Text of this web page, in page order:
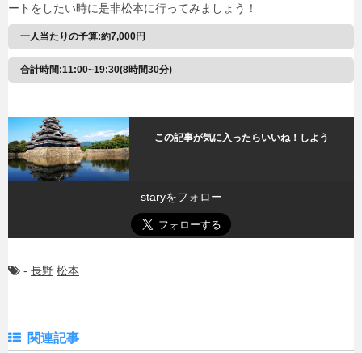
ートをしたい時に是非松本に行ってみましょう！
一人当たりの予算:約7,000円
合計時間:11:00~19:30(8時間30分)
この記事が気に入ったらいいね！しよう
staryをフォロー
- 長野 松本
関連記事